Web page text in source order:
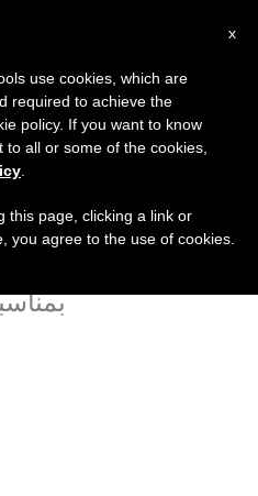
توجيه
مستقبل
x
use cookies, which are
required to achieve the
policy. If you want to know
all or some of the cookies,
this page, clicking a link or
you agree to the use of cookies.